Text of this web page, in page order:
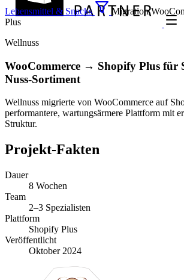
Lebensmittel & Snacks
Migration
Plus
Wellnuss
WooCommerce → Shopify Plus für
Nuss-Sortiment
Wellnuss migrierte von WooCommerce auf
performantere, wartungsärmere Plattform mit
Struktur.
Projekt-Fakten
Dauer
8 Wochen
Team
2–3 Spezialisten
Plattform
Shopify Plus
Veröffentlicht
Oktober 2024